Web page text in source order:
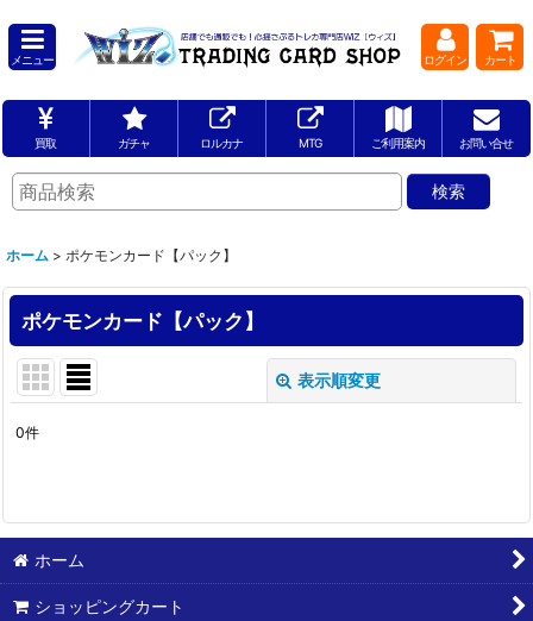
メニュー ログイン カート
買取 ガチャ ロルカナ MTG ご利用案内 お問い合せ
ホーム > ポケモンカード【パック】
ポケモンカード【パック】
表示順変更
0件
ホーム
ショッピングカート